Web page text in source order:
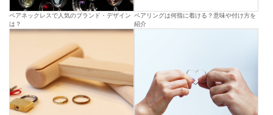
ペアネックレスで人気のブランド・デザイン
は？
ペアリングは何指に着ける？意味や付け方を
紹介